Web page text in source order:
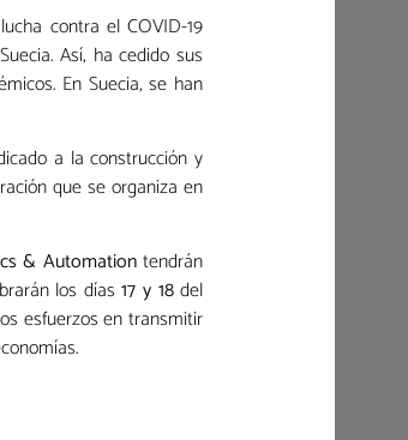
contra el COVID-19
Así, ha cedido sus
En Suecia, se han
a la construcción y
que se organiza en
& Automationtendrán
los días17 y 18del
esfuerzos en transmitir